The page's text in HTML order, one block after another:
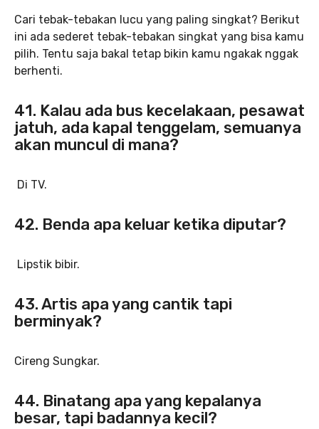
Cari tebak-tebakan lucu yang paling singkat? Berikut
ini ada sederet tebak-tebakan singkat yang bisa kamu
pilih. Tentu saja bakal tetap bikin kamu ngakak nggak
berhenti.
41. Kalau ada bus kecelakaan, pesawat
jatuh, ada kapal tenggelam, semuanya
akan muncul di mana?
Di TV.
42. Benda apa keluar ketika diputar?
Lipstik bibir.
43. Artis apa yang cantik tapi
berminyak?
Cireng Sungkar.
44. Binatang apa yang kepalanya
besar, tapi badannya kecil?